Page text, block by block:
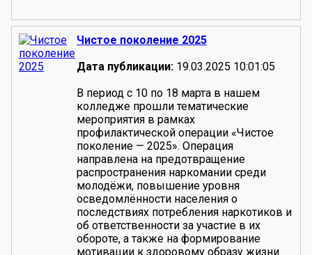
Чистое поколение 2025
Дата публикации: 19.03.2025 10:01:05
В период с 10 по 18 марта в нашем
колледже прошли тематические
мероприятия в рамках
профилактической операции «Чистое
поколение — 2025». Операция
направлена на предотвращение
распространения наркомании среди
молодёжи, повышение уровня
осведомлённости населения о
последствиях потребления наркотиков и
об ответственности за участие в их
обороте, а также на формирование
мотивации к здоровому образу жизни.